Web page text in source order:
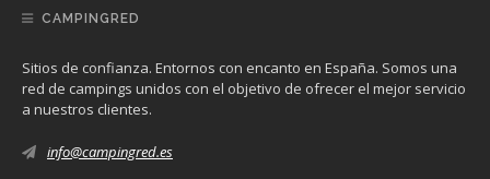
CAMPINGRED
Sitios de confianza. Entornos con encanto en España. Somos una
red de campings unidos con el objetivo de ofrecer el mejor servicio
a nuestros clientes.
info@campingred.es